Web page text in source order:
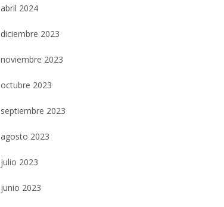
abril 2024
diciembre 2023
noviembre 2023
octubre 2023
septiembre 2023
agosto 2023
julio 2023
junio 2023